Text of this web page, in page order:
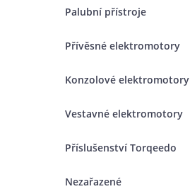
Palubní přístroje
Přívěsné elektromotory
Konzolové elektromotory
Vestavné elektromotory
Příslušenství Torqeedo
Nezařazené